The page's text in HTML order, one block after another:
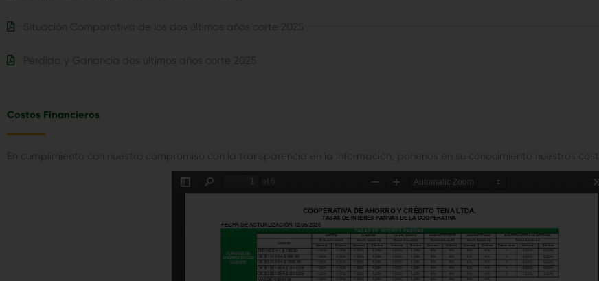
Situación Comparativa de los dos últimos años corte 2025
Pérdida y Ganancia dos últimos años corte 2025
Costos Financieros
En cumplimiento con nuestro compromiso con la transparencia en la información, ponenos en su conocimiento nuestros